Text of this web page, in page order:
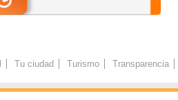
Tu ciudad Turismo Transparencia